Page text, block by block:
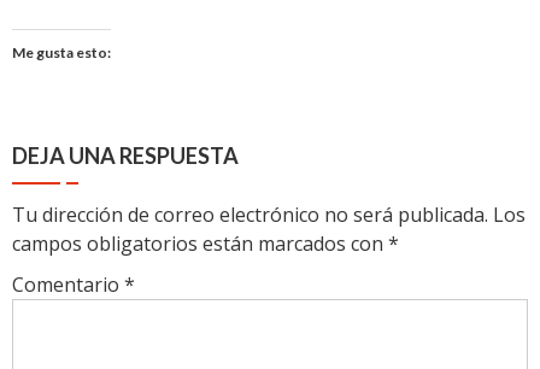
Me gusta esto:
DEJA UNA RESPUESTA
Tu dirección de correo electrónico no será publicada. Los
campos obligatorios están marcados con *
Comentario *